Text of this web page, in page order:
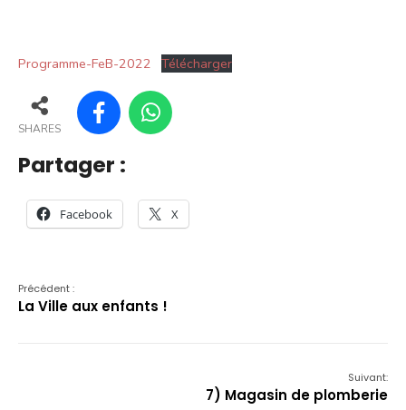
Programme-FeB-2022 Télécharger
SHARES
Partager :
Facebook X
Précédent :
La Ville aux enfants !
Suivant:
7) Magasin de plomberie